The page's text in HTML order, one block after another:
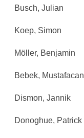
Busch, Julian
Koep, Simon
Möller, Benjamin
Bebek, Mustafacan
Dismon, Jannik
Donoghue, Patrick